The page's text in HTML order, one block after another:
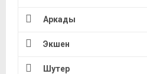
Аркады
Экшен
Шутер